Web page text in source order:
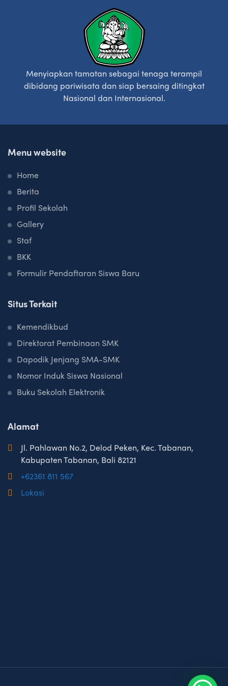
Menyiapkan tamatan sebagai tenaga terampil
dibidang pariwisata dan siap bersaing ditingkat
Nasional dan Internasional.
Menu website
Home
Berita
Profil Sekolah
Gallery
Staf
BKK
Formulir Pendaftaran Siswa Baru
Situs Terkait
Kemendikbud
Direktorat Pembinaan SMK
Dapodik Jenjang SMA-SMK
Nomor Induk Siswa Nasional
Buku Sekolah Elektronik
Alamat
Jl. Pahlawan No.2, Delod Peken, Kec. Tabanan,
Kabupaten Tabanan, Bali 82121
+62361 811 567
Lokasi